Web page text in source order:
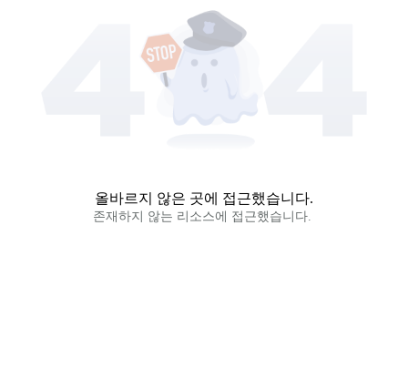
올바르지 않은 곳에 접근했습니다.
존재하지 않는 리소스에 접근했습니다.